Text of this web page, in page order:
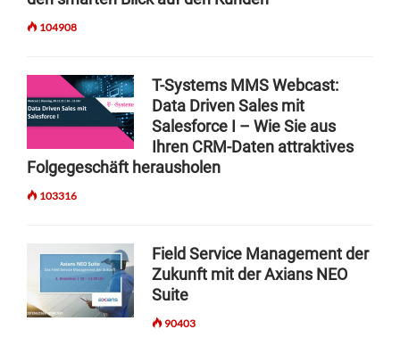
v
i
a
t
i
o
n
104908
T-Systems MMS Webcast:
Data Driven Sales mit
Salesforce I – Wie Sie aus
Ihren CRM-Daten attraktives
Folgegeschäft herausholen
103316
Field Service Management der
Zukunft mit der Axians NEO
Suite
90403